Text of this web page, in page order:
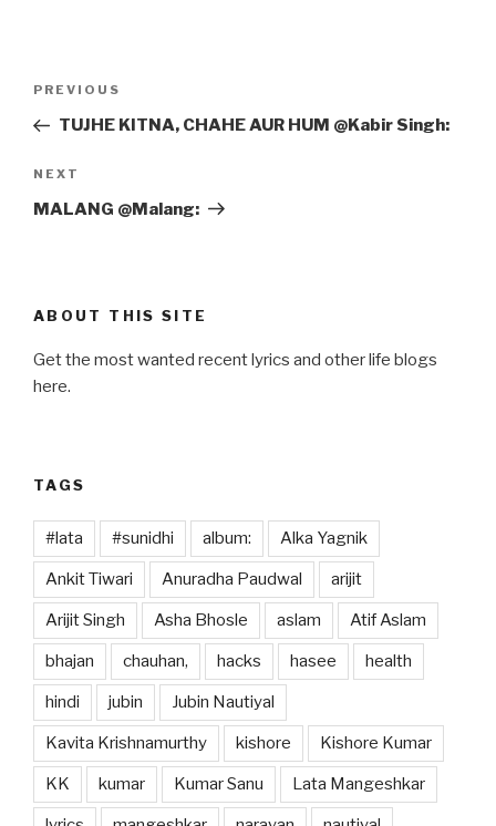
Previous
Post
PREVIOUS
TUJHE KITNA, CHAHE AUR HUM @Kabir Singh:
Next
Post
NEXT
MALANG @Malang:
ABOUT THIS SITE
Get the most wanted recent lyrics and other life blogs
here.
TAGS
#lata #sunidhi album: Alka Yagnik
Ankit Tiwari Anuradha Paudwal arijit
Arijit Singh Asha Bhosle aslam Atif Aslam
bhajan chauhan, hacks hasee health
hindi jubin Jubin Nautiyal
Kavita Krishnamurthy kishore Kishore Kumar
KK kumar Kumar Sanu Lata Mangeshkar